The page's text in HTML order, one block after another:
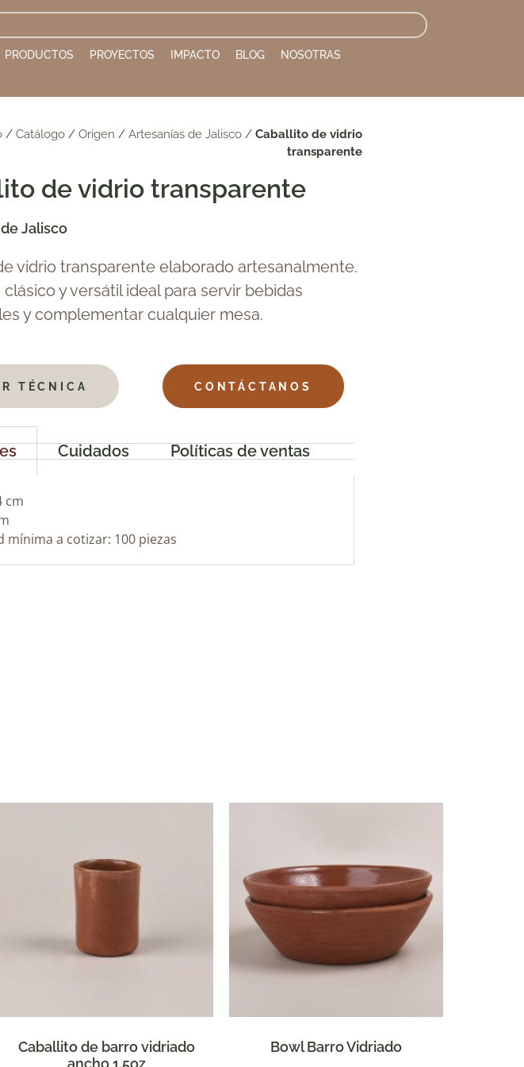
PRODUCTOS PROYECTOS IMPACTO BLOG NOSOTRAS
/ Catálogo / Origen / Artesanías de Jalisco / Caballito de vidrio
transparente
de vidrio transparente
Jalisco
vidrio transparente elaborado artesanalmente.
y versátil ideal para servir bebidas
y complementar cualquier mesa.
TÉCNICA CONTÁCTANOS
Cuidados Políticas de ventas
cm
mínima a cotizar: 100 piezas
Caballito de barro vidriado
ancho 1.5oz
Bowl Barro Vidriado